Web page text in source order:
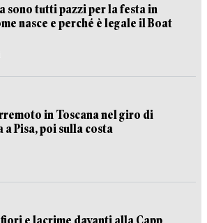
sono tutti pazzi per la festa in
nasce e perché è legale il Boat
in Toscana nel giro di
a Pisa, poi sulla costa